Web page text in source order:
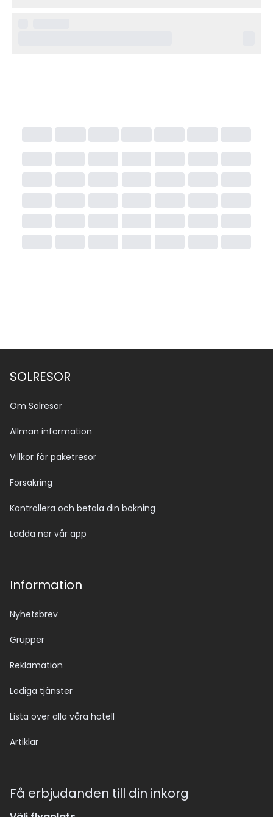
SOLRESOR
Om Solresor
Allmän information
Villkor för paketresor
Försäkring
Kontrollera och betala din bokning
Ladda ner vår app
Information
Nyhetsbrev
Grupper
Reklamation
Lediga tjänster
Lista över alla våra hotell
Artiklar
Få erbjudanden till din inkorg